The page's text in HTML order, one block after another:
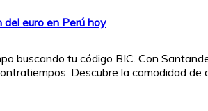
euro en Perú hoy
buscando tu código BIC. Con
Descubre la comodidad